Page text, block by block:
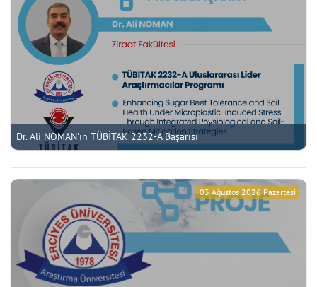
Dr. Ali NOMAN'ın TÜBİTAK 2232-A Başarısı
03 Ağustos 2026 Pazartesi